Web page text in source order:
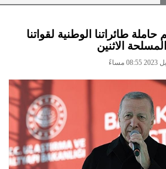
طائراتنا الوطنية لقواتنا
المسلحة الاثنين